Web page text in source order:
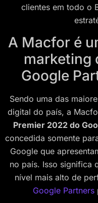
clientes em todo o
A Macfor é
marketing
Google
Sendo uma das
digital do país, a
Premier 2022 do
concedida somente
Google que
no país. Isso significa
nível mais alto de
Google Partners